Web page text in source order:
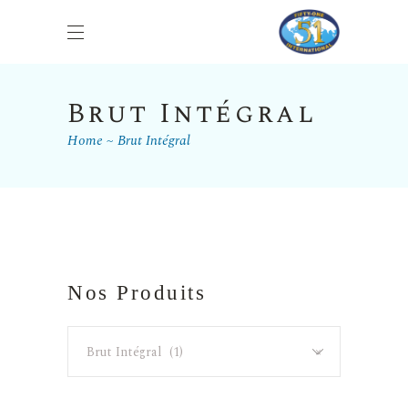
Brut Intégral
Home Brut Intégral
Nos Produits
×
Brut Intégral (1)